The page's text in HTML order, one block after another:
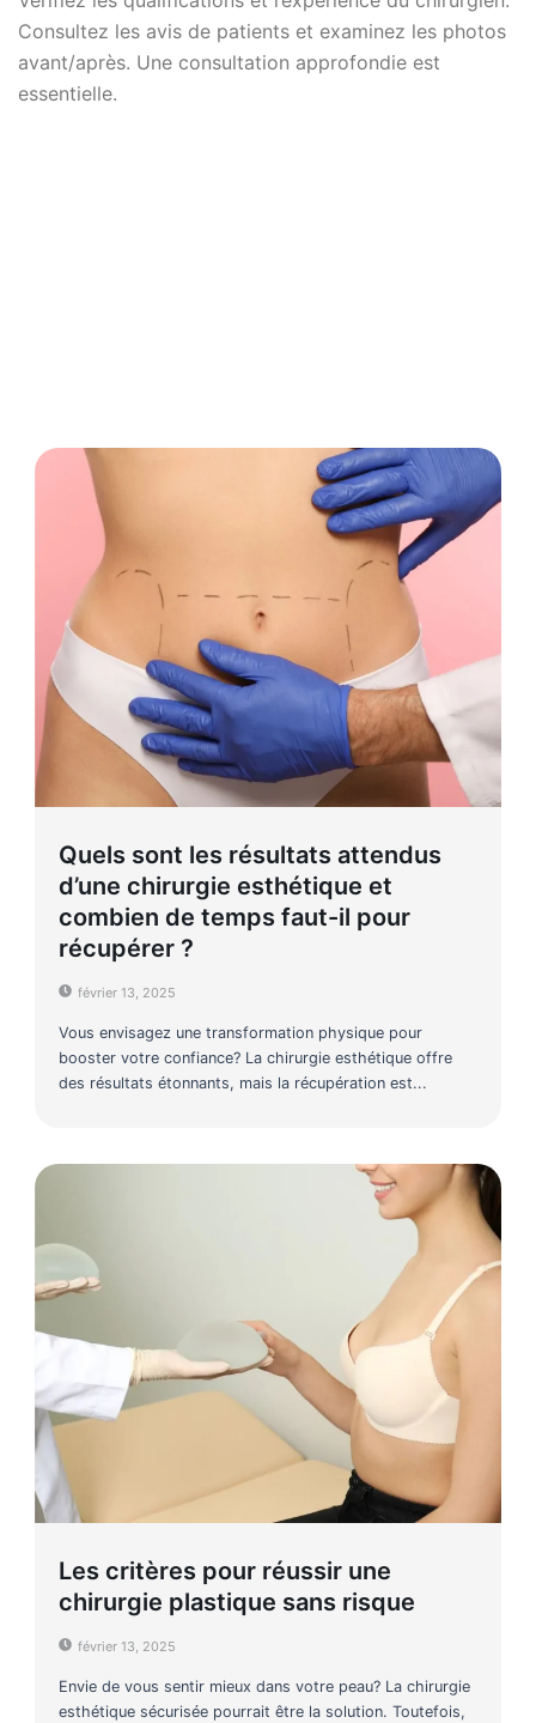
Consultez les avis de patients et examinez les photos
avant/après. Une consultation approfondie est
essentielle.
Quels sont les résultats attendus
d’une chirurgie esthétique et
combien de temps faut-il pour
récupérer ?
février 13, 2025
Vous envisagez une transformation physique pour
booster votre confiance? La chirurgie esthétique offre
des résultats étonnants, mais la récupération est...
Les critères pour réussir une
chirurgie plastique sans risque
février 13, 2025
Envie de vous sentir mieux dans votre peau? La chirurgie
esthétique sécurisée pourrait être la solution. Toutefois,